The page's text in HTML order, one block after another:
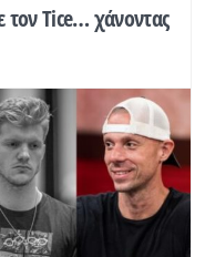
τον Tice… χάνοντας